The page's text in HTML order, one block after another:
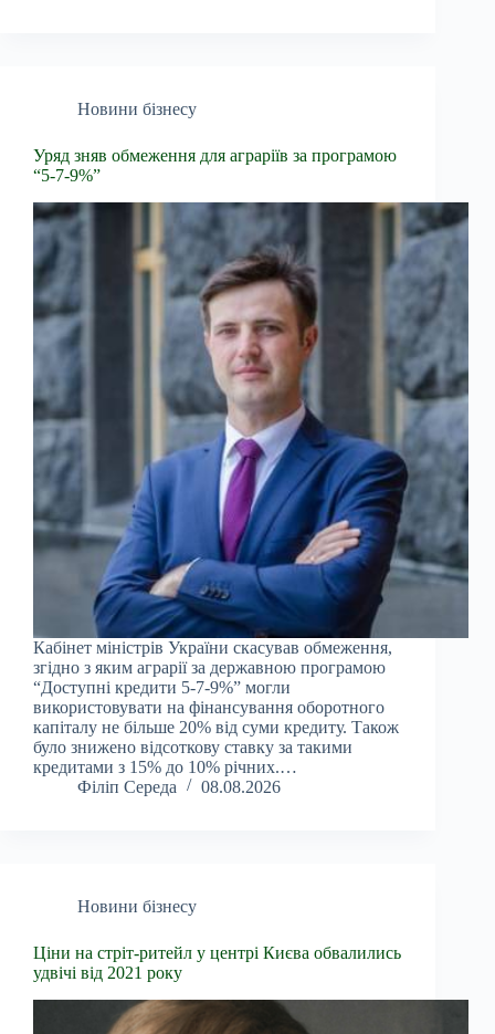
Новини бізнесу
Уряд зняв обмеження для аграріїв за програмою
“5-7-9%”
Кабінет міністрів України скасував обмеження,
згідно з яким аграрії за державною програмою
“Доступні кредити 5-7-9%” могли
використовувати на фінансування оборотного
капіталу не більше 20% від суми кредиту. Також
було знижено відсоткову ставку за такими
кредитами з 15% до 10% річних.…
Філіп Середа
08.08.2026
Новини бізнесу
Ціни на стріт-ритейл у центрі Києва обвалились
удвічі від 2021 року